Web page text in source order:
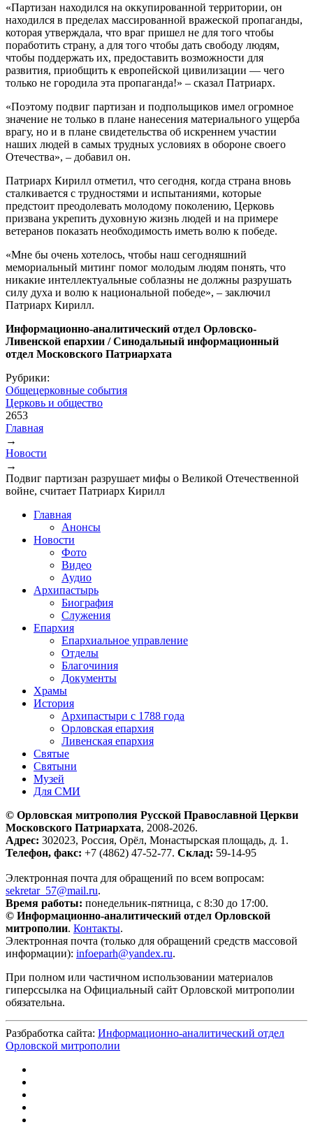
«Партизан находился на оккупированной территории, он
находился в пределах массированной вражеской пропаганды,
которая утверждала, что враг пришел не для того чтобы
поработить страну, а для того чтобы дать свободу людям,
чтобы поддержать их, предоставить возможности для
развития, приобщить к европейской цивилизации — чего
только не городила эта пропаганда!» – сказал Патриарх.
«Поэтому подвиг партизан и подпольщиков имел огромное
значение не только в плане нанесения материального ущерба
врагу, но и в плане свидетельства об искреннем участии
наших людей в самых трудных условиях в обороне своего
Отечества», – добавил он.
Патриарх Кирилл отметил, что сегодня, когда страна вновь
сталкивается с трудностями и испытаниями, которые
предстоит преодолевать молодому поколению, Церковь
призвана укрепить духовную жизнь людей и на примере
ветеранов показать необходимость иметь волю к победе.
«Мне бы очень хотелось, чтобы наш сегодняшний
мемориальный митинг помог молодым людям понять, что
никакие интеллектуальные соблазны не должны разрушать
силу духа и волю к национальной победе», – заключил
Патриарх Кирилл.
Информационно-аналитический отдел Орловско-
Ливенской епархии / Синодальный информационный
отдел Московского Патриархата
Рубрики:
Общецерковные события
Церковь и общество
2653
Вы здесь
Главная
→
Новости
→
Подвиг партизан разрушает мифы о Великой Отечественной
войне, считает Патриарх Кирилл
Главная
Анонсы
Новости
Фото
Видео
Аудио
Архипастырь
Биография
Служения
Епархия
Епархиальное управление
Отделы
Благочиния
Документы
Храмы
История
Архипастыри с 1788 года
Орловская епархия
Ливенская епархия
Святые
Святыни
Музей
Для СМИ
© Орловская митрополия Русской Православной Церкви
Московского Патриархата, 2008-2026.
Адрес: 302023, Россия, Орёл, Монастырская площадь, д. 1.
Телефон, факс: +7 (4862) 47-52-77. Склад: 59-14-95
Электронная почта для обращений по всем вопросам:
sekretar_57@mail.ru.
Время работы: понедельник-пятница, с 8:30 до 17:00.
© Информационно-аналитический отдел Орловской
митрополии. Контакты.
Электронная почта (только для обращений средств массовой
информации): infoeparh@yandex.ru.
При полном или частичном использовании материалов
гиперссылка на Официальный сайт Орловской митрополии
обязательна.
Разбработка сайта: Информационно-аналитический отдел
Орловской митрополии